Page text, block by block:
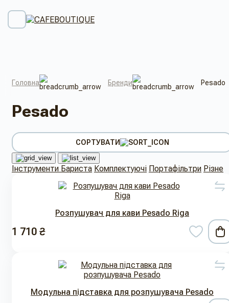
Головна Бренди Pesado
Pesado
СОРТУВАТИ
Інструменти Бариста Комплектуючі Портафільтри Різне
Розпушувач для кави Pesado Riga
1 710 ₴
Модульна підставка для розпушувача Pesado